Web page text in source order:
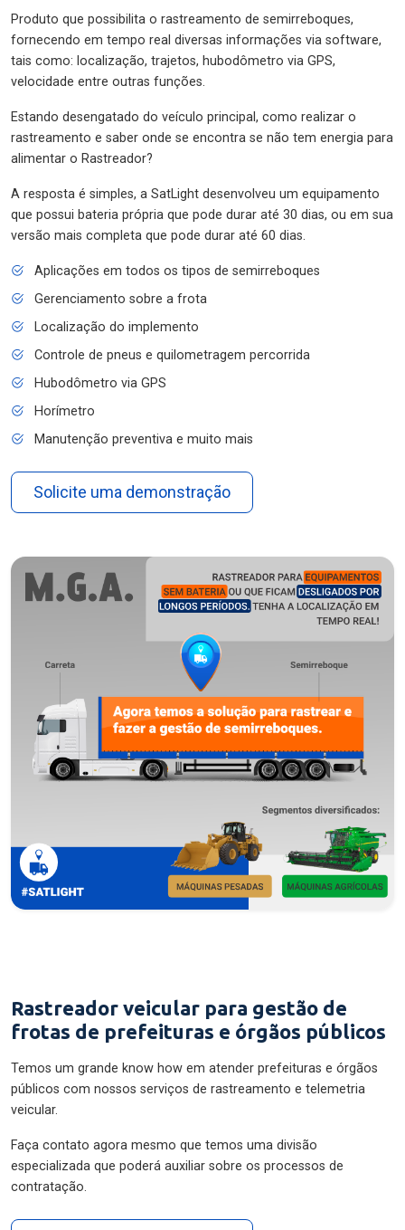
Produto que possibilita o rastreamento de semirreboques,
fornecendo em tempo real diversas informações via software,
tais como: localização, trajetos, hubodômetro via GPS,
velocidade entre outras funções.
Estando desengatado do veículo principal, como realizar o
rastreamento e saber onde se encontra se não tem energia para
alimentar o Rastreador?
A resposta é simples, a SatLight desenvolveu um equipamento
que possui bateria própria que pode durar até 30 dias, ou em sua
versão mais completa que pode durar até 60 dias.
Aplicações em todos os tipos de semirreboques
Gerenciamento sobre a frota
Localização do implemento
Controle de pneus e quilometragem percorrida
Hubodômetro via GPS
Horímetro
Manutenção preventiva e muito mais
Solicite uma demonstração
Rastreador veicular para gestão de
frotas de prefeituras e órgãos públicos
Temos um grande know how em atender prefeituras e órgãos
públicos com nossos serviços de rastreamento e telemetria
veicular.
Faça contato agora mesmo que temos uma divisão
especializada que poderá auxiliar sobre os processos de
contratação.